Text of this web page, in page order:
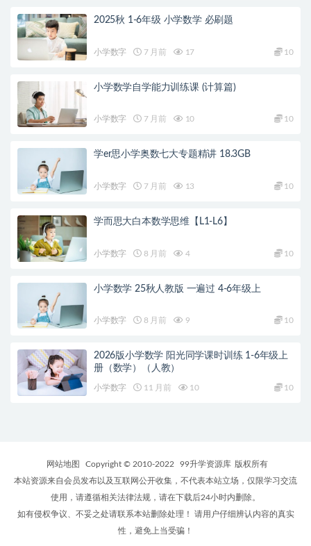
2025秋 1-6年级 小学数学 必刷题
小学数字 7 月前 17 10
小学数学自学能力训练课 (计算篇)
小学数字 7 月前 10 10
学er思小学奥数七大专题精讲 18.3GB
小学数字 7 月前 13 10
学而思大白本数学思维【L1-L6】
小学数字 8 月前 4 10
小学数学 25秋人教版 一遍过 4-6年级上
小学数字 8 月前 9 10
2026版小学数学 阳光同学课时训练 1-6年级上
册（数学）（人教）
小学数字 11 月前 10 10
网站地图 Copyright © 2010-2022 99升学资源库 版权所有
本站资源来自会员发布以及互联网公开收集，不代表本站立场，仅限学习交流
使用，请遵循相关法律法规，请在下载后24小时内删除。
如有侵权争议、不妥之处请联系本站删除处理！ 请用户仔细辨认内容的真实
性，避免上当受骗！